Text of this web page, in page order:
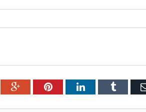
Google+PinterestLinkedInTumblr